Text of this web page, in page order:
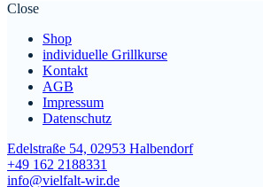
Close
Shop
individuelle Grillkurse
Kontakt
AGB
Impressum
Datenschutz
Edelstraße 54, 02953 Halbendorf
+49 162 2188331
info@vielfalt-wir.de